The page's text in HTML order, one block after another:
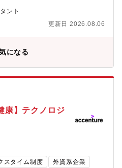
験
パクトを与える経営手法であっ
ンチュアM&Aプラクティスの強
ていきましょう。【プロジェク
ターゲットスクリーニング、対
援（Day1オペレーション立上に
ン立上実行支援）■バリューアッ
アップ施策の立案と実行支援）
切り離す際に発生するスタンドア
援） ■IT統合実行支援
構築支援と全体ITプロジェクト
力】★M＆A未経験からでもチャ
い経験が積めます。★アクセン
ットワーク／テクノロジーを活
っています。
ント
更新日 2026.08.06
になる
康】テクノロジ
スタイム制度
外資系企業